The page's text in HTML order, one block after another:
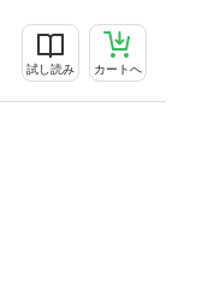
試し読み カートへ